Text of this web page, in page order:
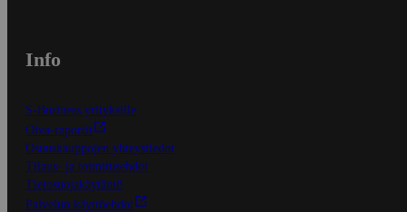
Info
S-Business yrityksille
Oiva-raportit
Osuuskauppojen yhteystiedot
Tilaus- ja toimitusehdot
Tietosuojakäytäntö
Palvelun käyttöehdot